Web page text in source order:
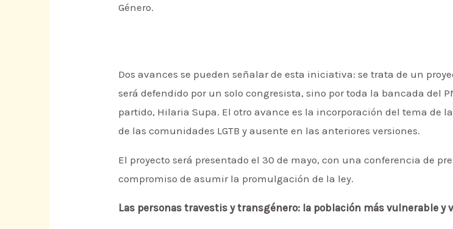
Género.
Dos avances se pueden señalar de esta iniciativa: se trata de un
será defendido por un solo congresista, sino por toda la bancada del
partido, Hilaria Supa. El otro avance es la incorporación del tema de
de las comunidades LGTB y ausente en las anteriores versiones.
El proyecto será presentado el 30 de mayo, con una conferencia de
compromiso de asumir la promulgación de la ley.
Las personas travestis y transgénero: la población más vulnerable y